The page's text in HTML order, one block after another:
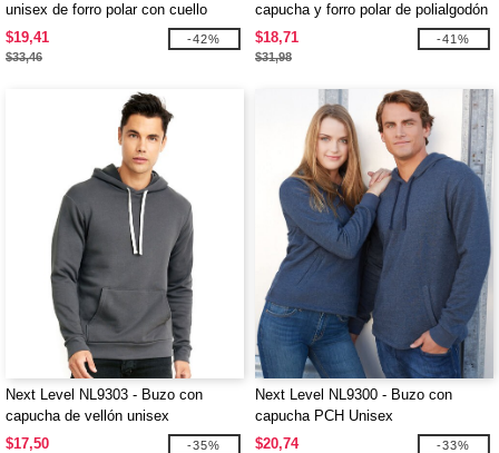
unisex de forro polar con cuello
redondo
$19,41
$33,46
-42%
capucha y forro polar de polialgodón
$18,71
$31,98
-41%
Next Level NL9303 - Buzo con
capucha de vellón unisex
$17,50
-35%
Next Level NL9300 - Buzo con
capucha PCH Unisex
$20,74
-33%